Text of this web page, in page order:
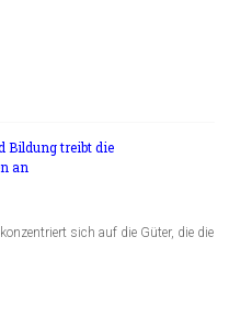
an
sich auf die Güter, die die